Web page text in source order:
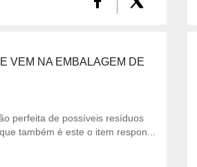
VEM NA EMBALAGEM DE
perfeita de possíveis resíduos
também é este o item respon...